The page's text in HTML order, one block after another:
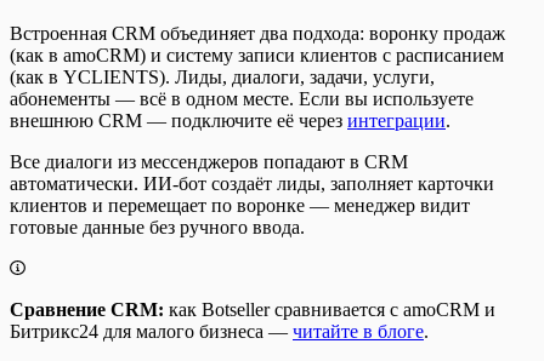
Встроенная CRM объединяет два подхода: воронку продаж
(как в amoCRM) и систему записи клиентов с расписанием
(как в YCLIENTS). Лиды, диалоги, задачи, услуги,
абонементы — всё в одном месте. Если вы используете
внешнюю CRM — подключите её через интеграции.
Все диалоги из мессенджеров попадают в CRM
автоматически. ИИ-бот создаёт лиды, заполняет карточки
клиентов и перемещает по воронке — менеджер видит
готовые данные без ручного ввода.
Сравнение CRM: как Botseller сравнивается с amoCRM и
Битрикс24 для малого бизнеса — читайте в блоге.